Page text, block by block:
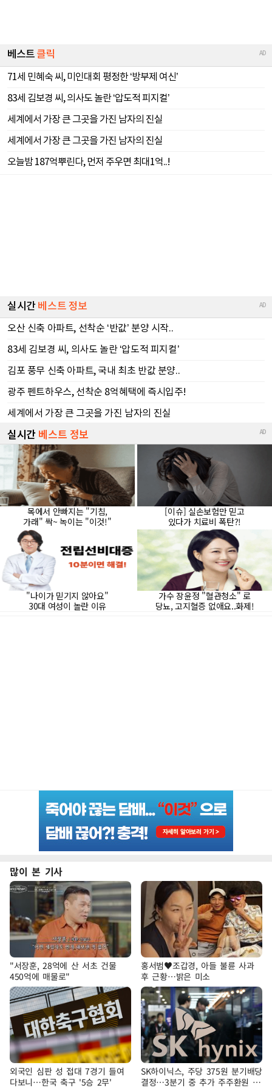
많이 본 기사
"서장훈, 28억에 산 서초 건물
450억에 매물로"
홍서범♥조갑경, 아들 불륜 사과
후 근황…밝은 미소
외국인 심판 성 접대 7경기 들여
다보니…한국 축구 '5승 2무'
SK하이닉스, 주당 375원 분기배당
결정…3분기 중 추가 주주환원 발